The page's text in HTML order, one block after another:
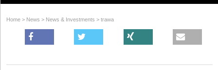
Home > News > News & Investments > trawa